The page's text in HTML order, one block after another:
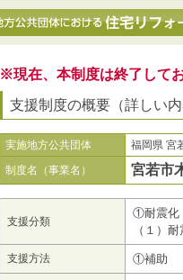
※現在、本制度は終了してお
支援制度の概要（詳しい
実施地方公共団体
福岡県 宮
制度名（事業名）
宮若市
支援分類
①耐震化
（１）
支援方法 ①補助